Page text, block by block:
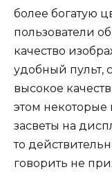
более богатую
пользователи
качество
удобный пульт,
высокое
этом
засветы на
то
говорить не